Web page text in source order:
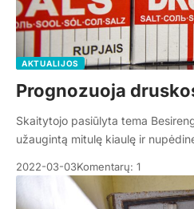
AKTUALIJOS
Prognozuoja
Skaitytojo pasiūlyta tema
užaugintą mitulę kiaulę ir
2022-03-03Komentarų: 1